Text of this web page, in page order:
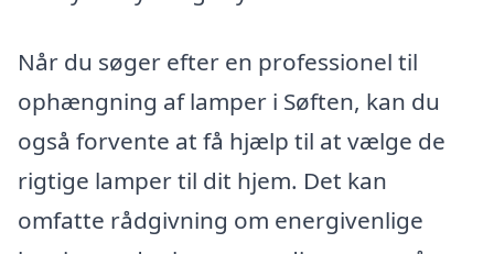
Når du søger efter en professionel til
ophængning af lamper i Søften, kan du
også forvente at få hjælp til at vælge de
rigtige lamper til dit hjem. Det kan
omfatte rådgivning om energivenlige